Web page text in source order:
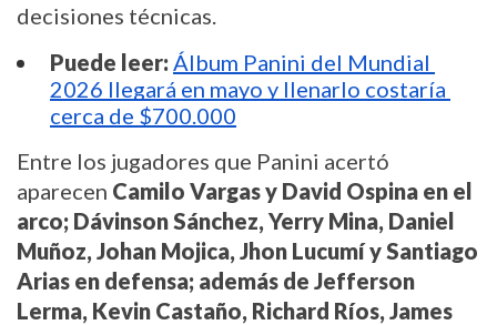
decisiones técnicas.
Puede leer: Álbum Panini del Mundial
2026 llegará en mayo y llenarlo costaría
cerca de $700.000
Entre los jugadores que Panini acertó
aparecen Camilo Vargas y David Ospina en el
arco; Dávinson Sánchez, Yerry Mina, Daniel
Muñoz, Johan Mojica, Jhon Lucumí y Santiago
Arias en defensa; además de Jefferson
Lerma, Kevin Castaño, Richard Ríos, James